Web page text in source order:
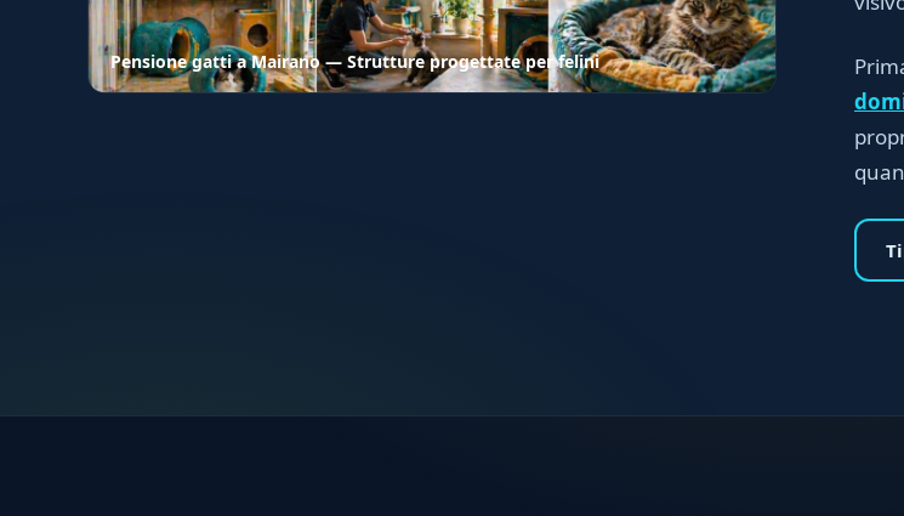
Pensione gatti a Mairano — Strutture progettate per felini